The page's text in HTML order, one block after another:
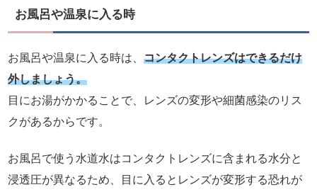
お風呂や温泉に入る時
お風呂や温泉に入る時は、 コンタクトレンズはできるだけ
外しましょう。
目にお湯がかかることで、レンズの変形や細菌感染のリス
クがあるからです。
お風呂で使う水道水はコンタクトレンズに含まれる水分と
浸透圧が異なるため、目に入るとレンズが変形する恐れが